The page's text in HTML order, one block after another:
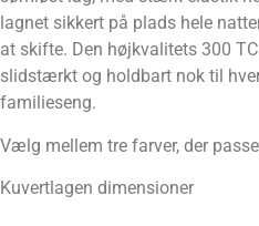
lagnet sikkert på plads hele
at skifte. Den højkvalitets 300
slidstærkt og holdbart nok til
familieseng.
Vælg mellem tre farver, der
Kuvertlagen dimensioner